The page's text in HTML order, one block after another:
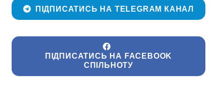
ПІДПИСАТИСЬ НА TELEGRAM КАНАЛ
ПІДПИСАТИСЬ НА FACEBOOK
СПІЛЬНОТУ